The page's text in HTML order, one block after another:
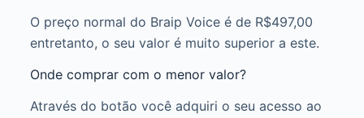
O preço normal do Braip Voice é de R$497,00
entretanto, o seu valor é muito superior a este.
Onde comprar com o menor valor?
Através do botão você adquiri o seu acesso ao